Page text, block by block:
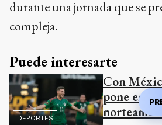
durante una jornada que se
compleja.
Puede interesarte
DEPORTES
Con
pone en